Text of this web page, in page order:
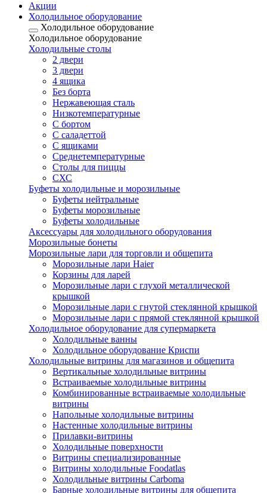
Акции
Холодильное оборудование
Холодильное оборудование
Холодильное оборудование
Холодильные столы
2 двери
3 двери
4 ящика
Без борта
Нержавеющая сталь
Низкотемпературные
С бортом
С саладеттой
С ящиками
Среднетемпературные
Столы для пиццы
СХС
Буфеты холодильные и морозильные
Буфеты нейтральные
Буфеты морозильные
Буфеты холодильные
Аксессуары для холодильного оборудования
Морозильные бонеты
Морозильные лари для торговли и общепита
Морозильные лари Haier
Корзины для ларей
Морозильные лари с глухой металлической
крышкой
Морозильные лари с гнутой стеклянной крышкой
Морозильные лари с прямой стеклянной крышкой
Холодильное оборудование для супермаркета
Холодильные ванны
Холодильное оборудование Криспи
Холодильные витрины для магазинов и общепита
Вертикальные холодильные витрины
Встраиваемые холодильные витрины
Комбинированные встраиваемые холодильные
витрины
Напольные холодильные витрины
Настенные холодильные витрины
Прилавки-витрины
Холодильные поверхности
Витрины специализированные
Витрины холодильные Foodatlas
Холодильные витрины Carboma
Барные холодильные витрины для общепита